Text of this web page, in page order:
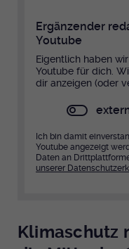
Ergänzender
Youtube
Eigentlich haben
Youtube für dich.
dir anzeigen (oder
Ich bin damit
Youtube angezeigt
Daten an
unserer
Klimaschutz